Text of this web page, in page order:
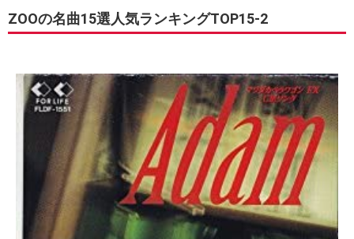
ZOOの名曲15選人気ランキングTOP15-2